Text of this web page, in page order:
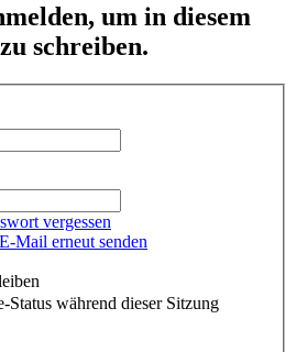
um in diesem
schreiben.
vergessen
Mail erneut senden
Status während dieser Sitzung